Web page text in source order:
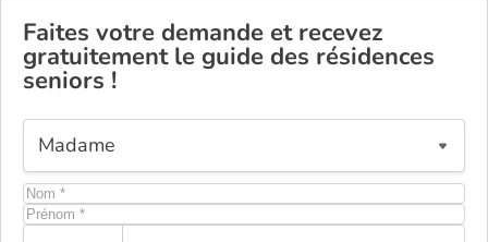
Faites votre demande et recevez
gratuitement le guide des résidences
seniors !